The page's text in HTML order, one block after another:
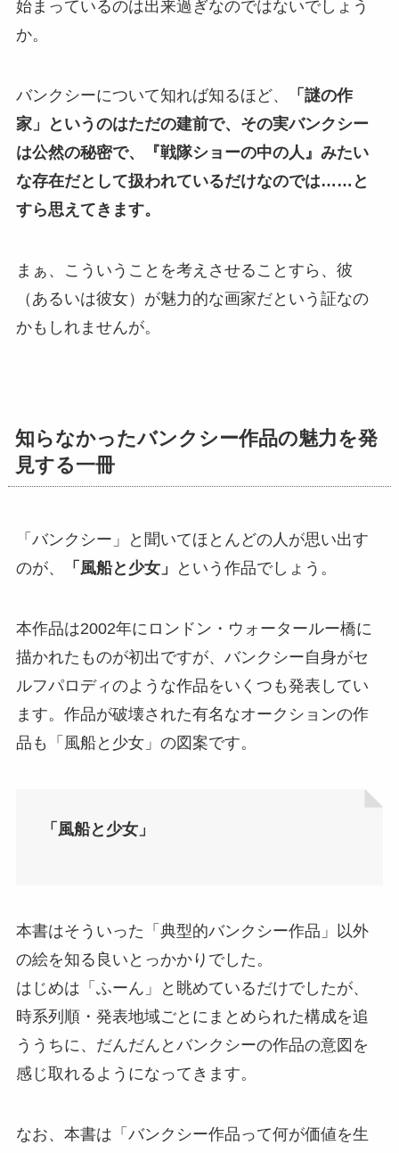
始まっているのは出来過ぎなのではないでしょう
か。
バンクシーについて知れば知るほど、
「謎の作
家」というのはただの建前で、その実バンクシー
は公然の秘密で、『戦隊ショーの中の人』みたい
な存在だとして扱われているだけなのでは……と
すら思えてきます。
まぁ、こういうことを考えさせることすら、彼
（あるいは彼女）が魅力的な画家だという証なの
かもしれませんが。
知らなかったバンクシー作品の魅力を発
見する一冊
「バンクシー」と聞いてほとんどの人が思い出す
のが、
「風船と少女」 という作品でしょう。
本作品は2002年にロンドン・ウォータールー橋に
描かれたものが初出ですが、バンクシー自身がセ
ルフパロディのような作品をいくつも発表してい
ます。作品が破壊された有名なオークションの作
品も「風船と少女」の図案です。
「風船と少女」
本書はそういった「典型的バンクシー作品」以外
の絵を知る良いとっかかりでした。
はじめは「ふーん」と眺めているだけでしたが、
時系列順・発表地域ごとにまとめられた構成を追
ううちに、だんだんとバンクシーの作品の意図を
感じ取れるようになってきます。
なお、本書は「バンクシー作品って何が価値を生